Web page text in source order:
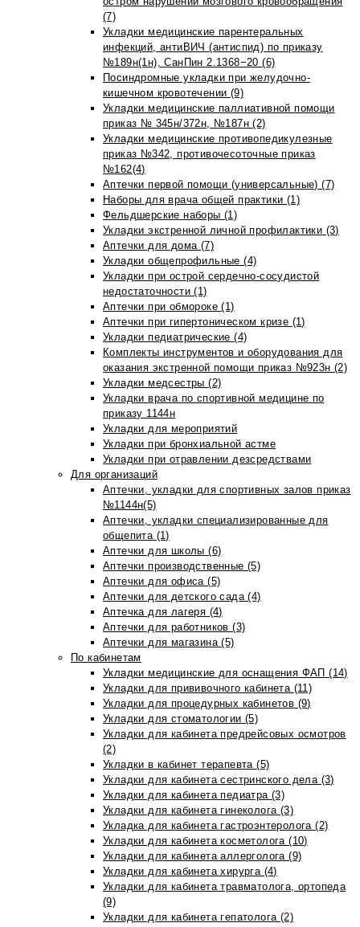
(7)
Укладки медицинские парентеральных
инфекций, антиВИЧ (антиспид) по приказу
№189н(1н), СанПин 2.1368−20 (6)
Посиндромные укладки при желудочно-
кишечном кровотечении (9)
Укладки медицинские паллиативной помощи
приказ № 345н/372н, №187н (2)
Укладки медицинские противопедикулезные
приказ №342, противочесоточные приказ
№162(4)
Аптечки первой помощи (универсальные) (7)
Наборы для врача общей практики (1)
Фельдшерские наборы (1)
Укладки экстренной личной профилактики (3)
Аптечки для дома (7)
Укладки общепрофильные (4)
Укладки при острой сердечно-сосудистой
недостаточности (1)
Аптечки при обмороке (1)
Аптечки при гипертоническом кризе (1)
Укладки педиатрические (4)
Комплекты инструментов и оборудования для
оказания экстренной помощи приказ №923н (2)
Укладки медсестры (2)
Укладки врача по спортивной медицине по
приказу 1144н
Укладки для мероприятий
Укладки при бронхиальной астме
Укладки при отравлении дезсредствами
Для организаций
Аптечки, укладки для спортивных залов приказ
№1144н(5)
Аптечки, укладки специализированные для
общепита (1)
Аптечки для школы (6)
Аптечки производственные (5)
Аптечки для офиса (5)
Аптечки для детского сада (4)
Аптечка для лагеря (4)
Аптечки для работников (3)
Аптечки для магазина (5)
По кабинетам
Укладки медицинские для оснащения ФАП (14)
Укладки для прививочного кабинета (11)
Укладки для процедурных кабинетов (9)
Укладки для стоматологии (5)
Укладки для кабинета предрейсовых осмотров
(2)
Укладки в кабинет терапевта (5)
Укладки для кабинета сестринского дела (3)
Укладки для кабинета педиатра (3)
Укладки для кабинета гинеколога (3)
Укладка для кабинета гастроэнтеролога (2)
Укладки для кабинета косметолога (10)
Укладки для кабинета аллерголога (9)
Укладки для кабинета хирурга (4)
Укладки для кабинета травматолога, ортопеда
(9)
Укладки для кабинета гепатолога (2)